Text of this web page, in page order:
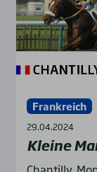
Frankreich
29.04.2024
Klei­ne